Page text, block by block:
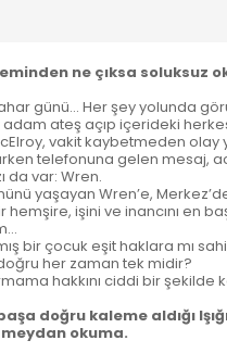
ne çıksa soluksuz
günü... Her şey yolunda
adam ateş açıp içerideki
vakit kaybetmeden olay
telefonuna gelen mesaj,
da var: Wren.
yaşayan Wren’e,
işini ve inancını en
bir çocuk eşit haklara mı
her zaman tek midir?
hakkını ciddi bir şekilde
doğru kaleme aldığı
okuma.